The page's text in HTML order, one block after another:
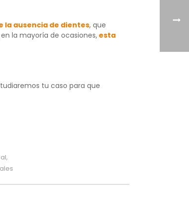
la ausencia de dientes, que
la mayoría de ocasiones, esta
tu caso para que
,